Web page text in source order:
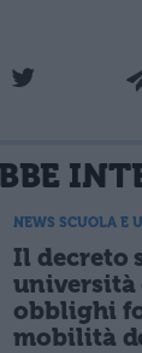
NEWS SCUOLA E
Il decreto
università
obblighi
mobilità